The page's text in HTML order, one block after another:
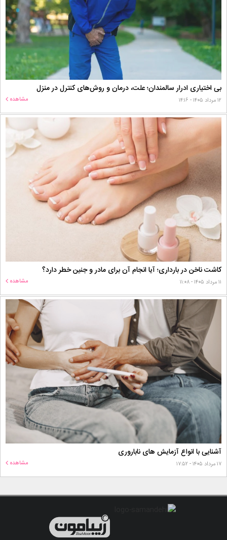
بی اختیاری ادرار سالمندان؛ علت، درمان و روش‌های کنترل در منزل
۱۲ مرداد ۱۴۰۵ - ۱۴:۱۶ مشاهده
کاشت ناخن در بارداری؛ آیا انجام آن برای مادر و جنین خطر دارد؟
۱۱ مرداد ۱۴۰۵ - ۱۱:۰۸ مشاهده
آشنایی با انواع آزمایش های ناباروری
۱۷ مرداد ۱۴۰۵ - ۱۷:۵۲ مشاهده